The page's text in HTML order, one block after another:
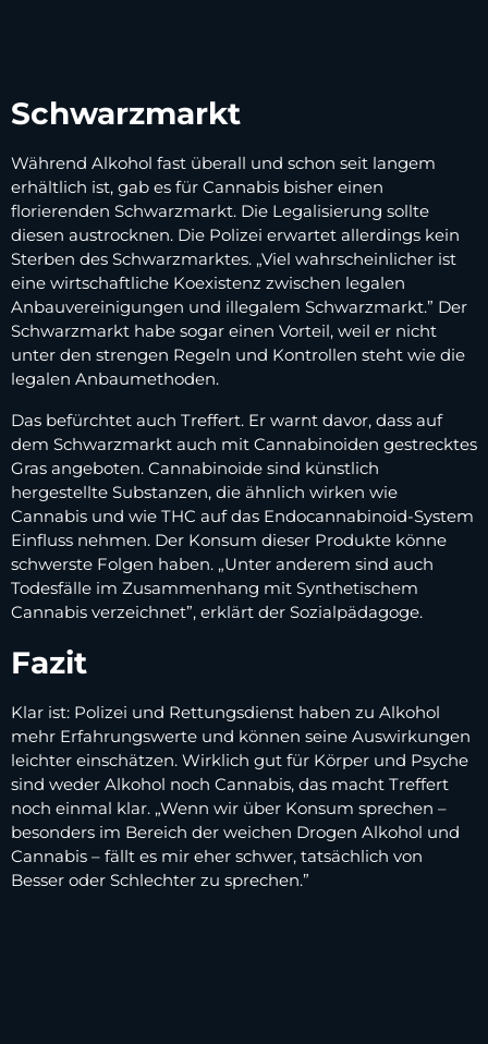
Schwarzmarkt
Während Alkohol fast überall und schon seit langem
erhältlich ist, gab es für Cannabis bisher einen
florierenden Schwarzmarkt. Die Legalisierung sollte
diesen austrocknen. Die Polizei erwartet allerdings kein
Sterben des Schwarzmarktes. „Viel wahrscheinlicher ist
eine wirtschaftliche Koexistenz zwischen legalen
Anbauvereinigungen und illegalem Schwarzmarkt.” Der
Schwarzmarkt habe sogar einen Vorteil, weil er nicht
unter den strengen Regeln und Kontrollen steht wie die
legalen Anbaumethoden.
Das befürchtet auch Treffert. Er warnt davor, dass auf
dem Schwarzmarkt auch mit Cannabinoiden gestrecktes
Gras angeboten. Cannabinoide sind künstlich
hergestellte Substanzen, die ähnlich wirken wie
Cannabis und wie THC auf das Endocannabinoid-System
Einfluss nehmen. Der Konsum dieser Produkte könne
schwerste Folgen haben. „Unter anderem sind auch
Todesfälle im Zusammenhang mit Synthetischem
Cannabis verzeichnet”, erklärt der Sozialpädagoge.
Fazit
Klar ist: Polizei und Rettungsdienst haben zu Alkohol
mehr Erfahrungswerte und können seine Auswirkungen
leichter einschätzen. Wirklich gut für Körper und Psyche
sind weder Alkohol noch Cannabis, das macht Treffert
noch einmal klar. „Wenn wir über Konsum sprechen –
besonders im Bereich der weichen Drogen Alkohol und
Cannabis – fällt es mir eher schwer, tatsächlich von
Besser oder Schlechter zu sprechen.”